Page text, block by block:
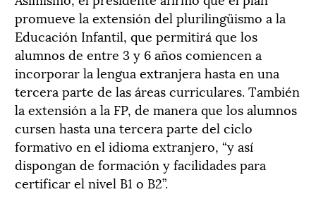
promueve la extensión del plurilingüismo a la
Educación Infantil, que permitirá que los
alumnos de entre 3 y 6 años comiencen a
incorporar la lengua extranjera hasta en una
tercera parte de las áreas curriculares. También
la extensión a la FP, de manera que los alumnos
cursen hasta una tercera parte del ciclo
formativo en el idioma extranjero, “y así
dispongan de formación y facilidades para
certificar el nivel B1 o B2”.